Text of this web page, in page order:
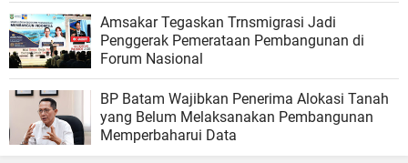
Amsakar Tegaskan Trnsmigrasi Jadi
Penggerak Pemerataan Pembangunan di
Forum Nasional
BP Batam Wajibkan Penerima Alokasi Tanah
yang Belum Melaksanakan Pembangunan
Memperbaharui Data